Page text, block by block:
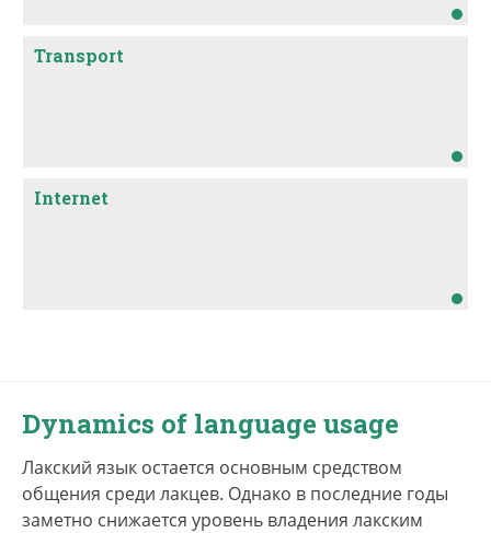
Transport
Internet
Dynamics of language usage
Лакский язык остается основным средством
общения среди лакцев. Однако в последние годы
заметно снижается уровень владения лакским